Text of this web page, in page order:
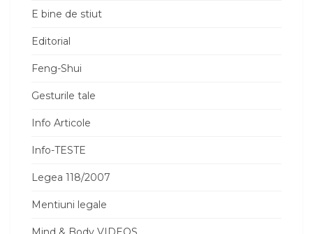
E bine de stiut
Editorial
Feng-Shui
Gesturile tale
Info Articole
Info-TESTE
Legea 118/2007
Mentiuni legale